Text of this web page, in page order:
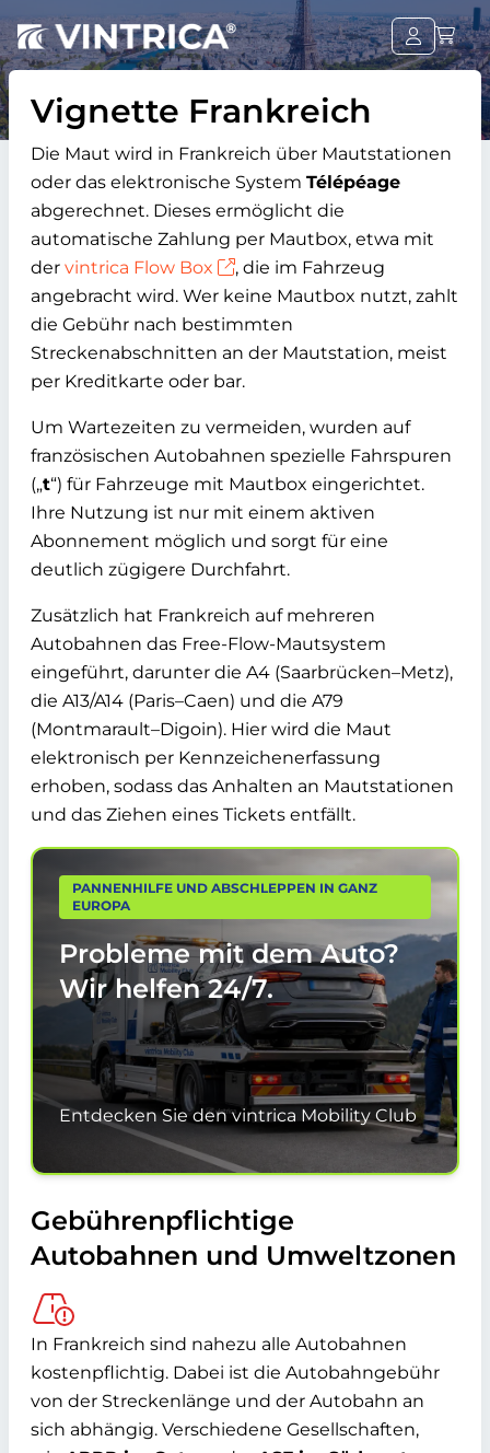
Vignette Frankreich
Die Maut wird in Frankreich über Mautstationen
oder das elektronische System Télépéage
abgerechnet. Dieses ermöglicht die
automatische Zahlung per Mautbox, etwa mit
der vintrica Flow Box
, die im Fahrzeug
angebracht wird. Wer keine Mautbox nutzt, zahlt
die Gebühr nach bestimmten
Streckenabschnitten an der Mautstation, meist
per Kreditkarte oder bar.
Um Wartezeiten zu vermeiden, wurden auf
französischen Autobahnen spezielle Fahrspuren
(„t“) für Fahrzeuge mit Mautbox eingerichtet.
Ihre Nutzung ist nur mit einem aktiven
Abonnement möglich und sorgt für eine
deutlich zügigere Durchfahrt.
Zusätzlich hat Frankreich auf mehreren
Autobahnen das Free-Flow-Mautsystem
eingeführt, darunter die A4 (Saarbrücken–Metz),
die A13/A14 (Paris–Caen) und die A79
(Montmarault–Digoin). Hier wird die Maut
elektronisch per Kennzeichenerfassung
erhoben, sodass das Anhalten an Mautstationen
und das Ziehen eines Tickets entfällt.
PANNENHILFE UND ABSCHLEPPEN IN GANZ
EUROPA
Probleme mit dem Auto?
Wir helfen24/7.
Entdecken Sie den vintrica Mobility Club
Gebührenpflichtige
Autobahnen und Umweltzonen
In Frankreich sind nahezu alle Autobahnen
kostenpflichtig. Dabei ist die Autobahngebühr
von der Streckenlänge und der Autobahn an
sich abhängig. Verschiedene Gesellschaften,